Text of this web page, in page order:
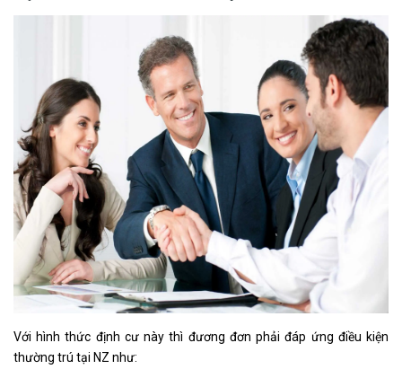
Với hình thức định cư này thì đương đơn phải đáp ứng điều kiện
thường trú tại NZ như: